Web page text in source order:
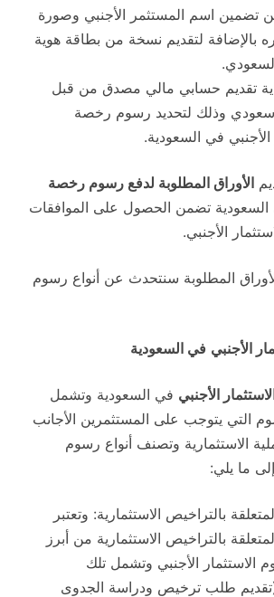
تضمين اسم المستثمر الأجنبي وصورة
بالإضافة لتقديم نسخة من بطاقة هوية
تقديم حسابي مالي مصدق من قبل
وذلك لتحديد رسوم رخصة
الأجنبي في السعودية.
الأوراق المطلوبة لدفع رسوم رخصة
تضمن الحصول على الموافقات
الأجنبي.
المطلوبة سنتحدث عن أنواع رسوم
الأجنبي في السعودية
الأجنبي في السعودية وتشمل
التي يتوجب على المستثمرين الأجانب
الاستثمارية وتصنف أنواع رسوم
ما يلي:
بالتراخيص الاستثمارية: وتعتبر
بالتراخيص الاستثمارية من أبرز
الاستثمار الأجنبي وتشمل تلك
طلب ترخيص ودراسة الجدوى